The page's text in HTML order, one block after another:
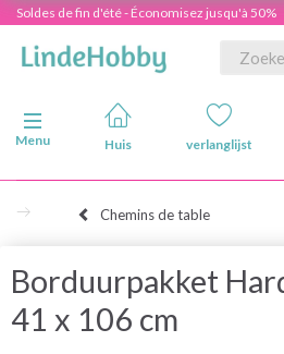
Soldes de fin d'été - Économisez jusqu'à 50%
Navigatie in-/uitschakelen
Menu
Huis verlanglijst
Chemins de table
Borduurpakket
41 x 106 cm